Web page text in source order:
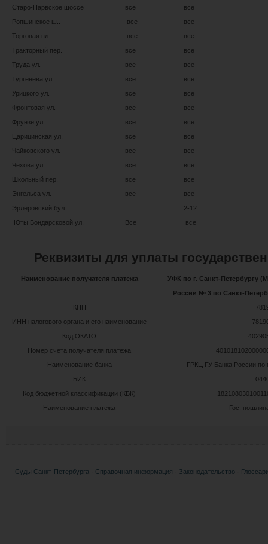
Старо-Нарвское шоссе
все
все
Ропшинское ш..
все
все
Торговая пл.
все
все
Тракторный пер.
все
все
Труда ул.
все
все
Тургенева ул.
все
все
Урицкого ул.
все
все
Фронтовая ул.
все
все
Фрунзе ул.
все
все
Царицинская ул.
все
все
Чайковского ул.
все
все
Чехова ул.
все
все
Школьный пер.
все
все
Энгельса ул.
все
все
Эрлеровский бул.
2-12
Юты Бондарсковой ул.
Все все
Реквизиты для уплаты
Наименование получателя платежа
УФК по г. Санкт-Петербургу
России № 3 по Санкт-
КПП
ИНН налогового органа и его наименование
Код ОКАТО
Номер счета получателя платежа
Наименование банка
ГРКЦ ГУ Банка России по
БИК
Код бюджетной классификации (КБК)
Наименование платежа
Гос.
Суды Санкт-Петербурга Справочная информация Законодательство